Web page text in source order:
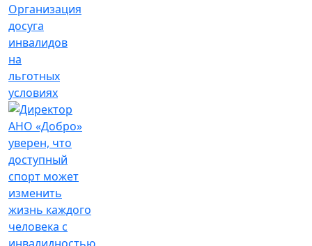
Организация
досуга
инвалидов
на
льготных
условиях